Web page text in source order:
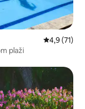
Prosječna
4,9 (71)
plaži